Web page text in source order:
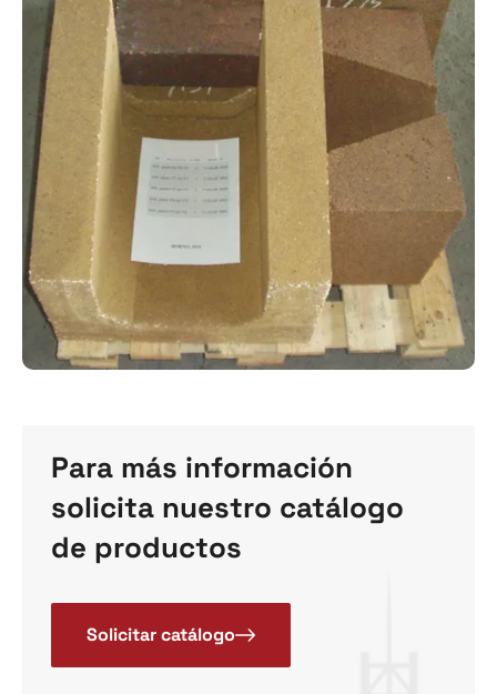
Para más información
solicita nuestro catálogo
de productos
Solicitar catálogo